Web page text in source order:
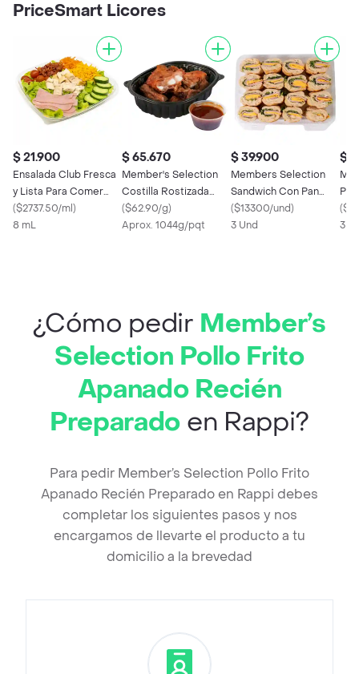
PriceSmart Licores
$ 21.900
Ensalada Club Fresca
y Lista Para Comer
Members Selection
($2737.50/ml)
8 mL
$ 65.670
Member's Selection
Costilla Rostizada
Con Salsa BBQ
Caliente
($62.90/g)
Aprox. 1044g/pqt
$ 39.900
Members Selection
Sandwich Con Pan
Estilo Francés
($13300/und)
3 Und
$
(
3 x
¿Cómo pedir Member’s
Selection Pollo Frito
Apanado Recién
Preparado en Rappi?
Para pedir Member’s Selection Pollo Frito
Apanado Recién Preparado en Rappi debes
completar los siguientes pasos y nos
encargamos de llevarte el producto a tu
domicilio a la brevedad